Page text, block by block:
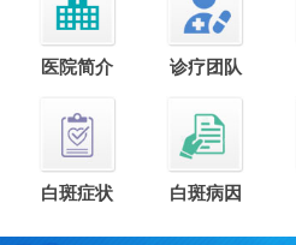
医院简介 诊疗团队
白斑症状 白斑病因